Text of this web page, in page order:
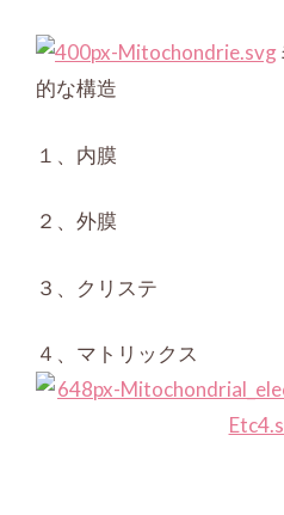
的な構造
１、内膜
２、外膜
３、クリステ
４、マトリックス